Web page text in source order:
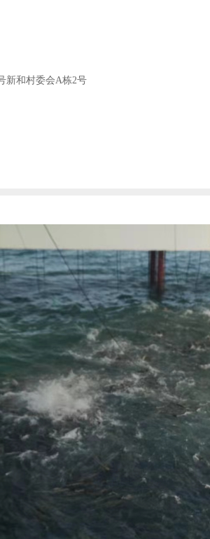
新和村委会A栋2号